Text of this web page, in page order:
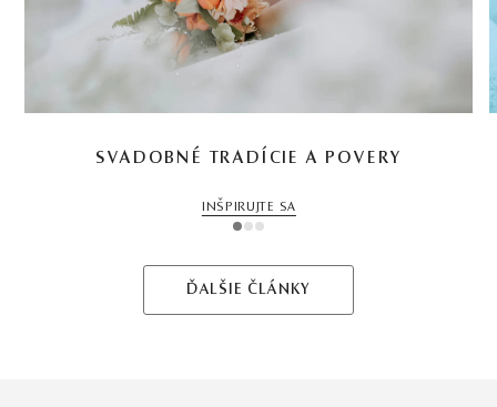
SVADOBNÉ TRADÍCIE A POVERY
INŠPIRUJTE SA
1 2 3
ĎALŠIE ČLÁNKY